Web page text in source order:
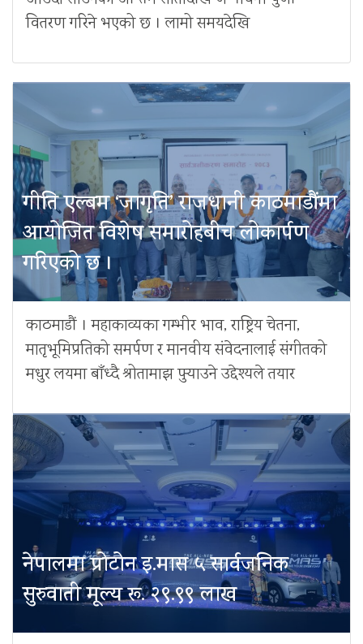
वितरण गरिने भएको छ । लामो समयदेखि
गीति एल्बम ‘जागृति’ राजधानी काठमाडौंमा
आयोजित विशेष समारोहबीच लोकार्पण
गरिएको छ ।
काठमाडौं । महाकाव्यका गम्भीर भाव, राष्ट्रिय चेतना,
मातृभूमिप्रतिको समर्पण र मानवीय संवेदनालाई संगीतको
मधुर लयमा बाँध्दै श्रोतामाझ पुर्‍याउने उद्देश्यले तयार
नेपालमा प्रोटोन इ.मास ५ सार्वजनिक
सुरुवाती मूल्य रू. २९.९९ लाख